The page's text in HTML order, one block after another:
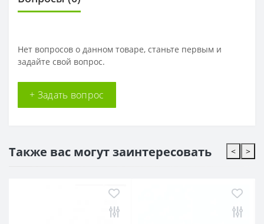
Нет вопросов о данном товаре, станьте первым и
задайте свой вопрос.
+ Задать вопрос
Также вас могут заинтересовать < >